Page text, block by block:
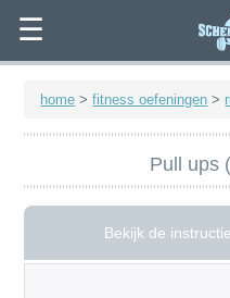
☰
home > fitness oefeningen >
Pull ups
Bekijk de